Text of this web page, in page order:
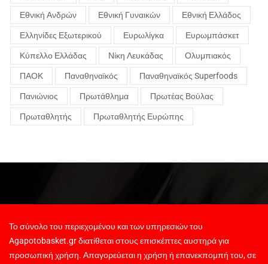
Εθνική Ανδρών Εθνική Γυναικών Εθνική Ελλάδος
Ελληνίδες Εξωτερικού Ευρωλίγκα Ευρωμπάσκετ
Κύπελλο Ελλάδας Νίκη Λευκάδας Ολυμπιακός
ΠΑΟΚ Παναθηναϊκός Παναθηναϊκός Superfoods
Πανιώνιος Πρωτάθλημα Πρωτέας Βούλας
Πρωταθλητής Πρωταθλητής Ευρώπης
Το σύνολο του περιεχομένου και των υπηρεσιών του
Agapotobasket.gr διατίθεται στους επισκέπτες αυστηρά για
προσωπική χρήση. Απαγορεύεται η χρήση ή επανεκπομπή του, σε